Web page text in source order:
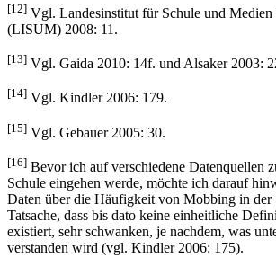
[12] Vgl. Landesinstitut für Schule und
(LISUM) 2008: 11.
[13] Vgl. Gaida 2010: 14f. und Alsaker 2003:
[14] Vgl. Kindler 2006: 179.
[15] Vgl. Gebauer 2005: 30.
[16] Bevor ich auf verschiedene Datenquellen
Schule eingehen werde, möchte ich darauf
Daten über die Häufigkeit von Mobbing in der
Tatsache, dass bis dato keine einheitliche
existiert, sehr schwanken, je nachdem, was
verstanden wird (vgl. Kindler 2006: 175).